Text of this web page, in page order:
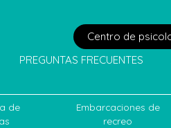
Centro de
PREGUNTAS FRECUENTES
de
Embarcaciones de
recreo